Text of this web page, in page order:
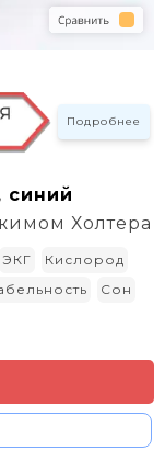
Подробнее
синий
Холтера
ЭКГ
Кислород
Сон